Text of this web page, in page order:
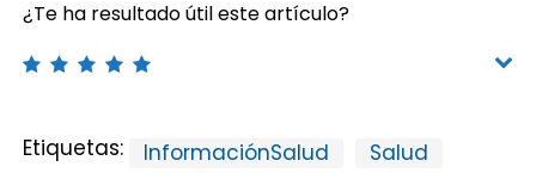
¿Te ha resultado útil este artículo?
Etiquetas: InformaciónSalud Salud